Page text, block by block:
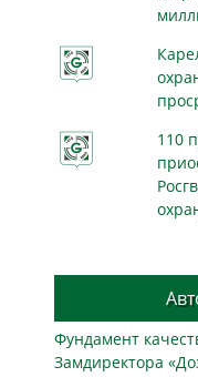
110
Фундамент
Замдиректора